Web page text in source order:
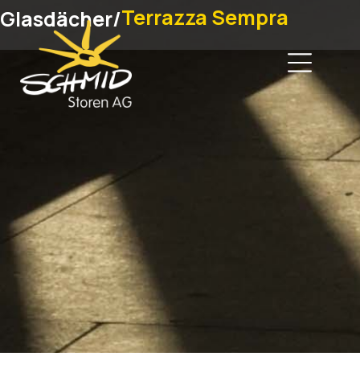
Beratung Verkauf Service
News
Glasdächer/Terrazza Sempra